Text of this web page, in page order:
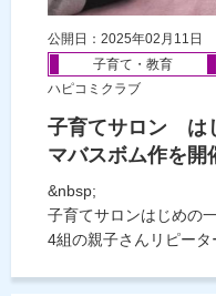
公開日：2025年02月11日
子育て・教育
ハピコミクラブ
子育てサロン
マバスボム作を開
&nbsp;
子育てサロンはじめの
4組の親子さんリピータ